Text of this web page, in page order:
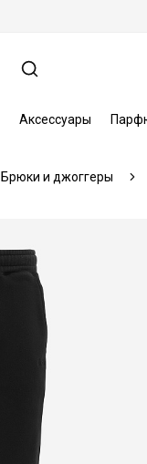
Аксессуары
Брюки и джоггеры